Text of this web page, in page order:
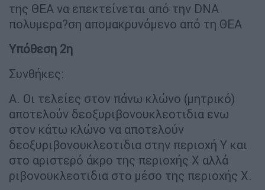
της ΘΕΑ να επεκτείνεται από την DNA
πολυμερα?ση απομακρυνόμενο από τη ΘΕΑ
Υπόθεση 2η
Συνθήκες:
Α. Οι τελείες στον πάνω κλώνο (μητρικό)
αποτελούν δεοξυριβονουκλεοτιδια ενω
στον κάτω κλώνο να αποτελούν
δεοξυριβονουκλεοτιδια στην περιοχή Υ και
στο αριστερό άκρο της περιοχής Χ αλλά
ριβονουκλεοτιδια στο μέσο της περιοχής Χ.